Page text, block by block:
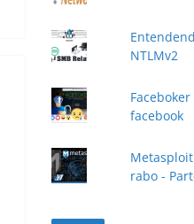
a
i
NTLMv2
facebook
rabo -